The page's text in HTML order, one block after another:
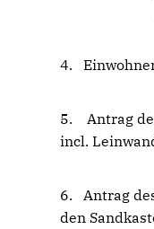
4.
5. Antrag
incl.
6. Antrag
den